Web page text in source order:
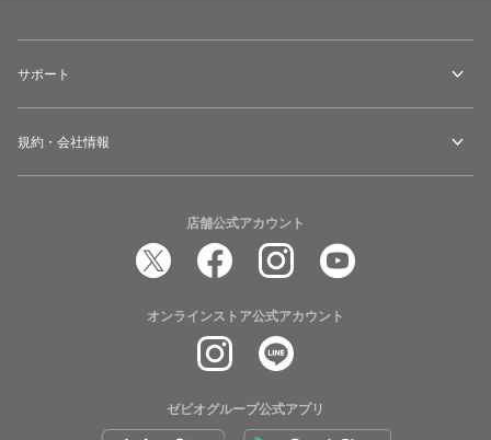
サポート
規約・会社情報
店舗公式アカウント
オンラインストア公式アカウント
ゼビオグループ公式アプリ